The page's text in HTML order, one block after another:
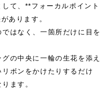
て、**フォーカルポイント
あります。
はなく、一箇所だけに目を
の中央に一輪の生花を添え
ボンをかけたりするだけ
ます。